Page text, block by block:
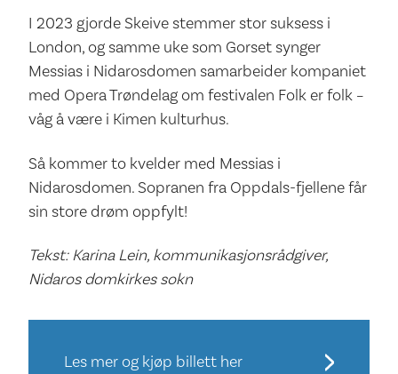
I 2023 gjorde Skeive stemmer stor suksess i
London, og samme uke som Gorset synger
Messias i Nidarosdomen samarbeider kompaniet
med Opera Trøndelag om festivalen Folk er folk –
våg å være i Kimen kulturhus.
Så kommer to kvelder med Messias i
Nidarosdomen. Sopranen fra Oppdals-fjellene får
sin store drøm oppfylt!
Tekst: Karina Lein, kommunikasjonsrådgiver,
Nidaros domkirkes sokn
Les mer og kjøp billett her